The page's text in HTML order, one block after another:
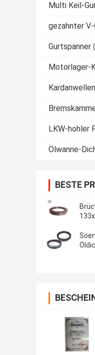
Multi Keil-
gezahnter V-
Gurtspanner
Motorlager-
LKW-hohler
Ölwanne-
BESTE